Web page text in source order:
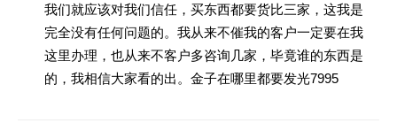
我们就应该对我们信任，买东西都要货比三家，这我是
完全没有任何问题的。我从来不催我的客户一定要在我
这里办理，也从来不客户多咨询几家，毕竟谁的东西是
的，我相信大家看的出。金子在哪里都要发光7995